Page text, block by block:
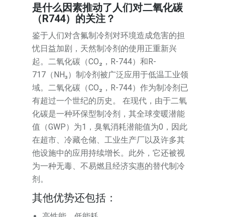
是什么因素推动了人们对二氧化碳
（R744）的关注？
鉴于人们对含氟制冷剂对环境造成危害的担
忧日益加剧，天然制冷剂的使用正重新兴
起。二氧化碳（CO₂，R-744）和R-
717（NH₃）制冷剂被广泛应用于低温工业领
域。二氧化碳（CO₂，R-744）作为制冷剂已
有超过一个世纪的历史。 在现代，由于二氧
化碳是一种环保型制冷剂，其全球变暖潜能
值（GWP）为1，臭氧消耗潜能值为0，因此
在超市、冷藏仓储、工业生产厂以及许多其
他设施中的应用持续增长。此外，它还被视
为一种无毒、不易燃且经济实惠的替代制冷
剂。
其他优势还包括：